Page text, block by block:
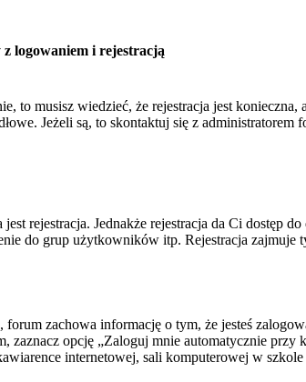
logowaniem i rejestracją
musisz wiedzieć, że rejestracja jest
Jeżeli są, to skontaktuj się z administratorem
rejestracja. Jednakże rejestracja da Ci dostęp
do grup użytkowników itp. Rejestracja zajmuje
forum zachowa informację o tym, że jesteś
opcję „Zaloguj mnie automatycznie przy
internetowej, sali komputerowej w